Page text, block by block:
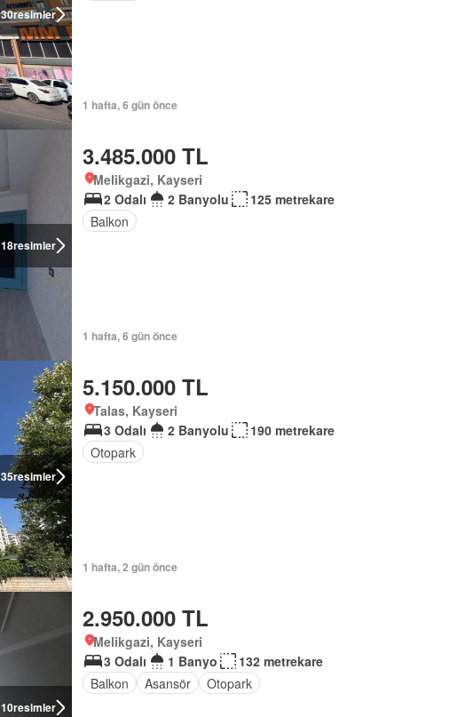
30resimler
1 hafta, 6 gün önce
18resimler
3.485.000 TL
Melikgazi, Kayseri
2 Odalı
2 Banyolu
125 metrekare
Balkon
1 hafta, 6 gün önce
35resimler
5.150.000 TL
Talas, Kayseri
3 Odalı
2 Banyolu
190 metrekare
Otopark
1 hafta, 2 gün önce
10resimler
2.950.000 TL
Melikgazi, Kayseri
3 Odalı
1 Banyo
132 metrekare
Balkon
Asansör Otopark